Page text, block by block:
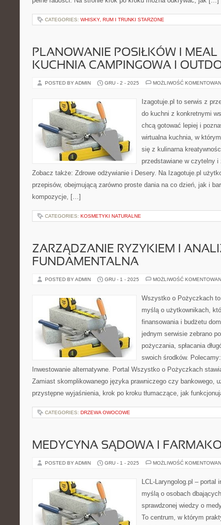
CATEGORIES: WHISKY, RUM I TRUNKI STARZONE
PLANOWANIE POSIŁKÓW I MEAL
KUCHNIA CAMPINGOWA I
POSTED BY ADMIN GRU - 2 - 2025 MOŻLIWOŚĆ
Izagotuje.pl to serwis z
do kuchni z konkretnymi
chcą gotować lepiej i
wirtualna kuchnia, w
się z kulinarna
przedstawiane w czytelny
Zobacz także: Zdrowe odżywianie i Desery. Na Izagotuje.pl
przepisów, obejmującą zarówno proste dania na co dzień, jak i
kompozycje, […]
CATEGORIES: KOSMETYKI NATURALNE
ZARZĄDZANIE RYZYKIEM I
FUNDAMENTALNA
POSTED BY ADMIN GRU - 1 - 2025 MOŻLIWOŚĆ
Wszystko o Pożyczkach
myślą o użytkownikach,
finansowania i budżetu
jednym serwisie zebrano
pożyczania, spłacania
swoich środków.
Inwestowanie alternatywne. Portal Wszystko o Pożyczkach
Zamiast skomplikowanego języka prawniczego czy bankowego,
przystępne wyjaśnienia, krok po kroku tłumaczące, jak
CATEGORIES: DRZEWA OWOCOWE
MEDYCYNA SĄDOWA I
POSTED BY ADMIN GRU - 1 - 2025 MOŻLIWOŚĆ
LCL-Laryngolog.pl – portal
myślą o osobach
sprawdzonej wiedzy o
To centrum, w którym